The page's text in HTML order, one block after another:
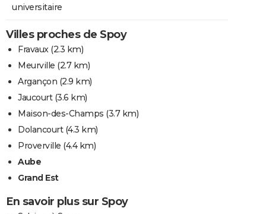
universitaire
Villes proches de Spoy
Fravaux(2.3 km)
Meurville (2.7 km)
Argançon (2.9 km)
Jaucourt(3.6 km)
Maison-des-Champs (3.7 km)
Dolancourt(4.3 km)
Proverville (4.4 km)
Aube
Grand Est
En savoir plus sur Spoy